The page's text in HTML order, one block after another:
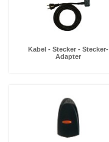
Kabel - Stecker - Stecker-
Adapter